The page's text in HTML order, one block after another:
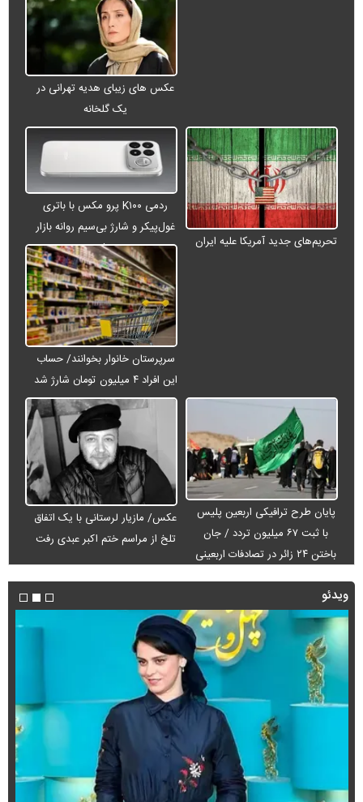
عکس های زیبای هدیه تهرانی در
یک گلخانه
تحریم‌های جدید آمریکا علیه ایران
ردمی K۱۰۰ پرو مکس با باتری
غول‌پیکر و شارژ بی‌سیم روانه بازار
می‌شود
سرپرستان خانوار بخوانند/ حساب
این افراد ۴ میلیون تومان شارژ شد
پایان طرح ترافیکی اربعین پلیس
با ثبت ۶۷ میلیون تردد / جان
باختن ۲۴ زائر در تصادفات اربعینی
عکس/ مازیار لرستانی با یک اتفاق
تلخ از مراسم ختم اکبر عبدی رفت
ویدئو